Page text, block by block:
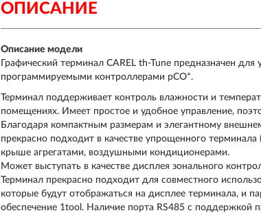
ОПИСАНИЕ
Описание модели
Графический терминал CAREL th-Tune предназначен для
программируемыми контроллерами pCO*.
Терминал поддерживает контроль влажности и
помещениях. Имеет простое и удобное управление,
Благодаря компактным размерам и элегантному
прекрасно подходит в качестве упрощенного
крыше агрегатами, воздушными кондиционерами.
Может выступать в качестве дисплея зонального
Терминал прекрасно подходит для совместного
которые будут отображаться на дисплее терминала, и
обеспечение 1tool. Наличие порта RS485 с поддержкой